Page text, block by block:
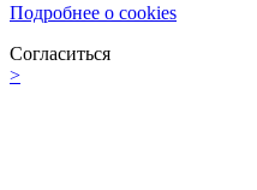
Подробнее о cookies
Согласиться
>